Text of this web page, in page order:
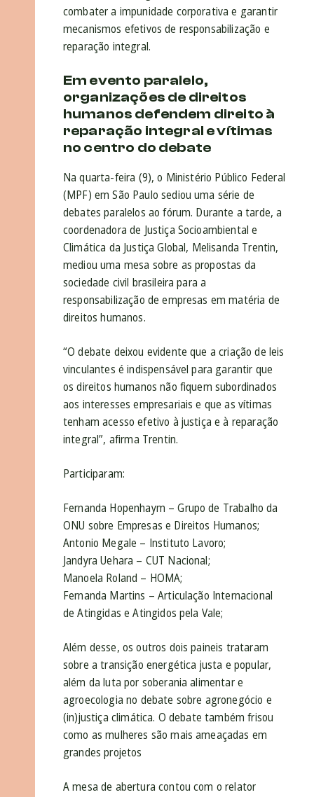
combater a impunidade corporativa e garantir
mecanismos efetivos de responsabilização e
reparação integral.
Em evento paralelo,
organizações de direitos
humanos defendem direito à
reparação integral e vítimas
no centro do debate
Na quarta-feira (9), o Ministério Público Federal
(MPF) em São Paulo sediou uma série de
debates paralelos ao fórum. Durante a tarde, a
coordenadora de Justiça Socioambiental e
Climática da Justiça Global, Melisanda Trentin,
mediou uma mesa sobre as propostas da
sociedade civil brasileira para a
responsabilização de empresas em matéria de
direitos humanos.
“O debate deixou evidente que a criação de leis
vinculantes é indispensável para garantir que
os direitos humanos não fiquem subordinados
aos interesses empresariais e que as vítimas
tenham acesso efetivo à justiça e à reparação
integral”, afirma Trentin.
Participaram:
Fernanda Hopenhaym – Grupo de Trabalho da
ONU sobre Empresas e Direitos Humanos;
Antonio Megale – Instituto Lavoro;
Jandyra Uehara – CUT Nacional;
Manoela Roland – HOMA;
Fernanda Martins – Articulação Internacional
de Atingidas e Atingidos pela Vale;
Além desse, os outros dois paineis trataram
sobre a transição energética justa e popular,
além da luta por soberania alimentar e
agroecologia no debate sobre agronegócio e
(in)justiça climática. O debate também frisou
como as mulheres são mais ameaçadas em
grandes projetos
A mesa de abertura contou com o relator